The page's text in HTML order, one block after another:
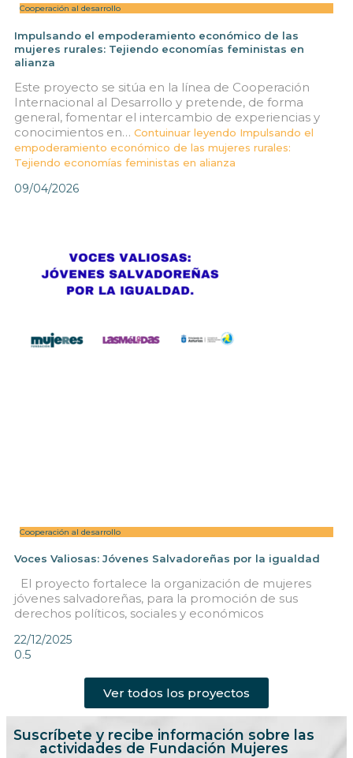
Cooperación al desarrollo
Impulsando el empoderamiento económico de las
mujeres rurales: Tejiendo economías feministas en
alianza
Este proyecto se sitúa en la línea de Cooperación
Internacional al Desarrollo y pretende, de forma
general, fomentar el intercambio de experiencias y
conocimientos en… Contuinuar leyendo Impulsando el
empoderamiento económico de las mujeres rurales:
Tejiendo economías feministas en alianza
09/04/2026
Cooperación al desarrollo
Voces Valiosas: Jóvenes Salvadoreñas por la igualdad
El proyecto fortalece la organización de mujeres
jóvenes salvadoreñas, para la promoción de sus
derechos políticos, sociales y económicos
22/12/2025
Ver todos los proyectos
Suscríbete y recibe información sobre las
actividades de Fundación Mujeres